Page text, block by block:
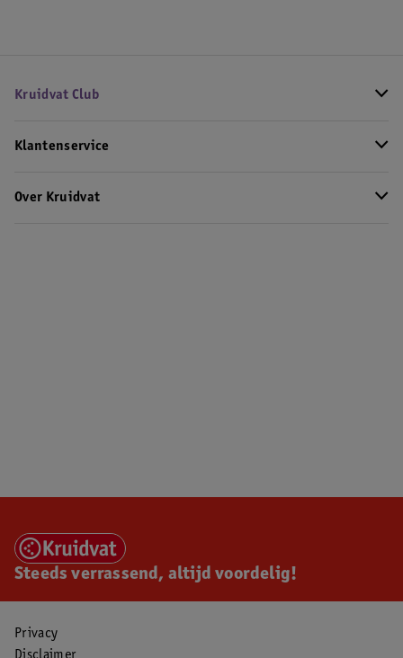
Kruidvat Club
Klantenservice
Over Kruidvat
Steeds verrassend, altijd voordelig!
Privacy